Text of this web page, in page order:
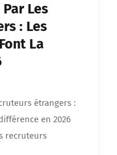
Les
: Les
La
étrangers :
en 2026
recruteurs